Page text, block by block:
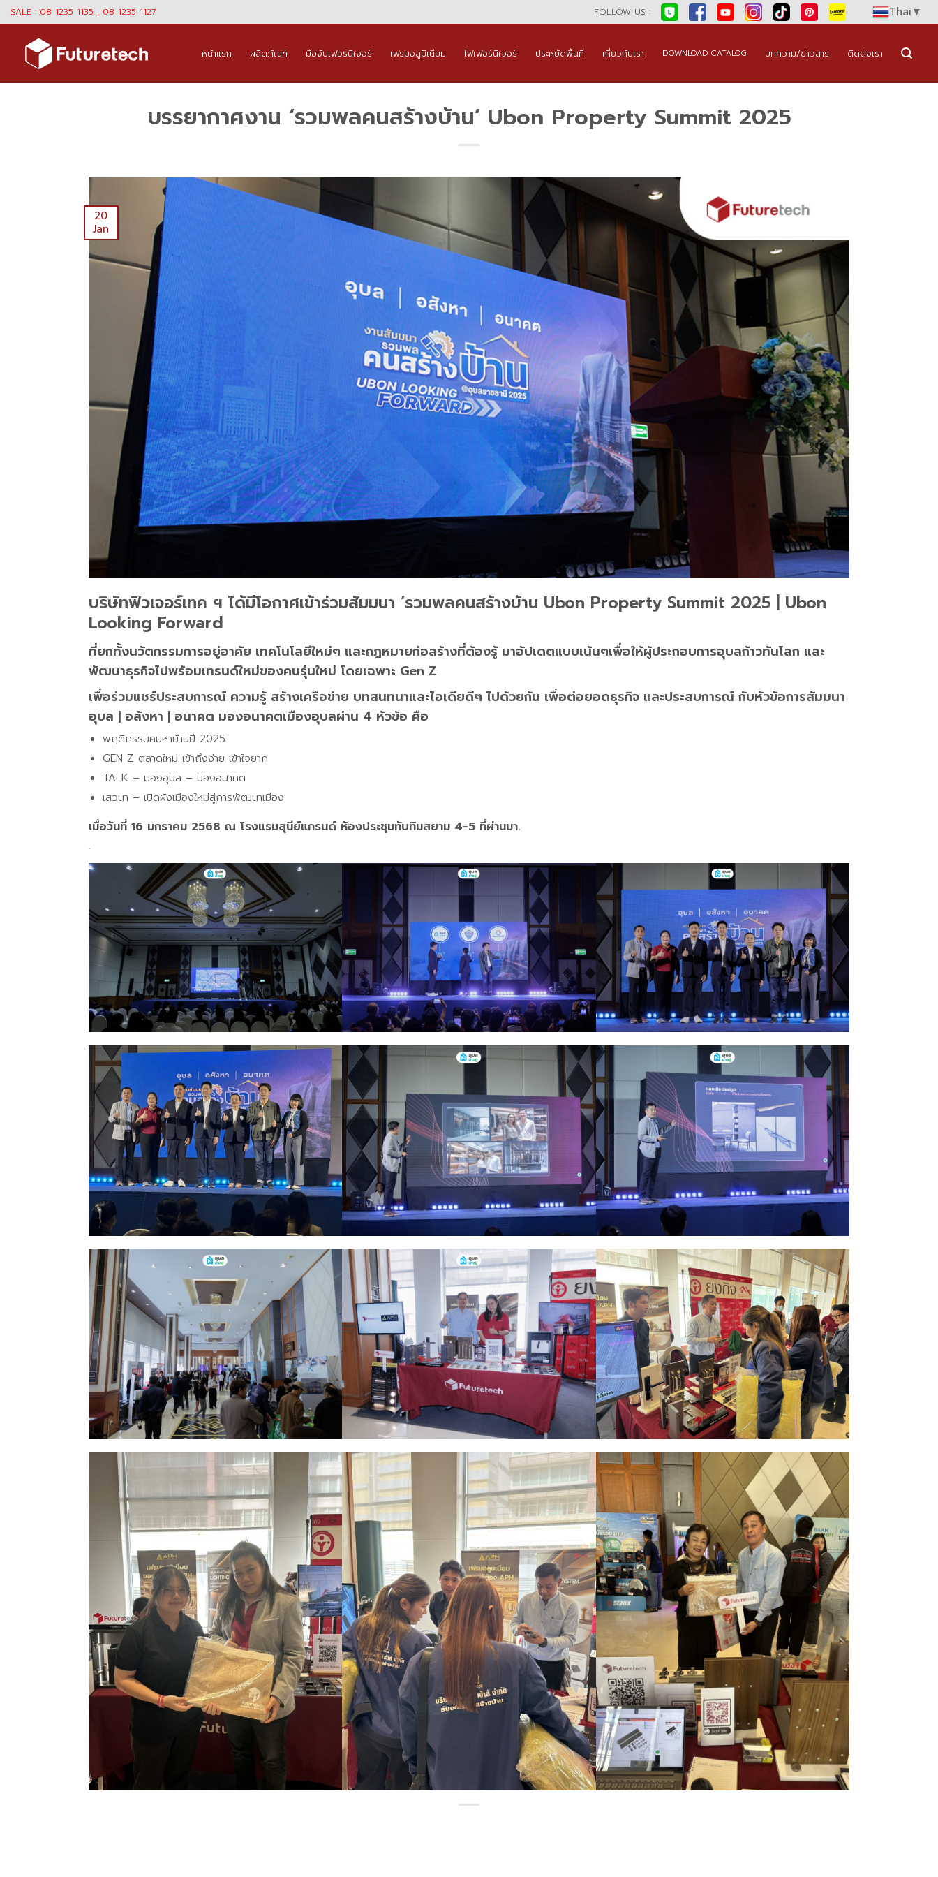
Skip
to
content
SALE : 08 1235 1135 , 08 1235 1127 FOLLOW US : Thai▼
หน้าแรก ผลิตภัณฑ์ มือจับเฟอร์นิเจอร์ เฟรมอลูมิเนียม ไฟเฟอร์นิเจอร์ ประหยัดพื้นที่ เกี่ยวกับเรา DOWNLOAD CATALOG บทความ/ข่าวสาร ติดต่อเรา
บรรยากาศงาน ‘รวมพลคนสร้างบ้าน’ Ubon Property Summit 2025
20
Jan
บริษัทฟิวเจอร์เทค ฯ ได้มีโอกาศเข้าร่วมสัมมนา ‘รวมพลคนสร้างบ้าน Ubon Property Summit 2025 | Ubon
Looking Forward
ที่ยกทั้งนวัตกรรมการอยู่อาศัย เทคโนโลยีใหม่ๆ และกฎหมายก่อสร้างที่ต้องรู้ มาอัปเดตแบบเน้นๆเพื่อให้ผู้ประกอบการอุบลก้าวทันโลก และ
พัฒนาธุรกิจไปพร้อมเทรนด์ใหม่ของคนรุ่นใหม่ โดยเฉพาะ Gen Z
เพื่อร่วมแชร์ประสบการณ์ ความรู้ สร้างเครือข่าย บทสนทนาและไอเดียดีๆ ไปด้วยกัน เพื่อต่อยอดธุรกิจ และประสบการณ์ กับหัวข้อการสัมมนา
อุบล | อสังหา | อนาคต มองอนาคตเมืองอุบลผ่าน 4 หัวข้อ คือ
พฤติกรรมคนหาบ้านปี 2025
GEN Z ตลาดใหม่ เข้าถึงง่าย เข้าใจยาก
TALK – มองอุบล – มองอนาคต
เสวนา – เปิดผังเมืองใหม่สู่การพัฒนาเมือง
เมื่อวันที่ 16 มกราคม 2568 ณ โรงแรมสุนีย์แกรนด์ ห้องประชุมทับทิมสยาม 4-5 ที่ผ่านมา.
.